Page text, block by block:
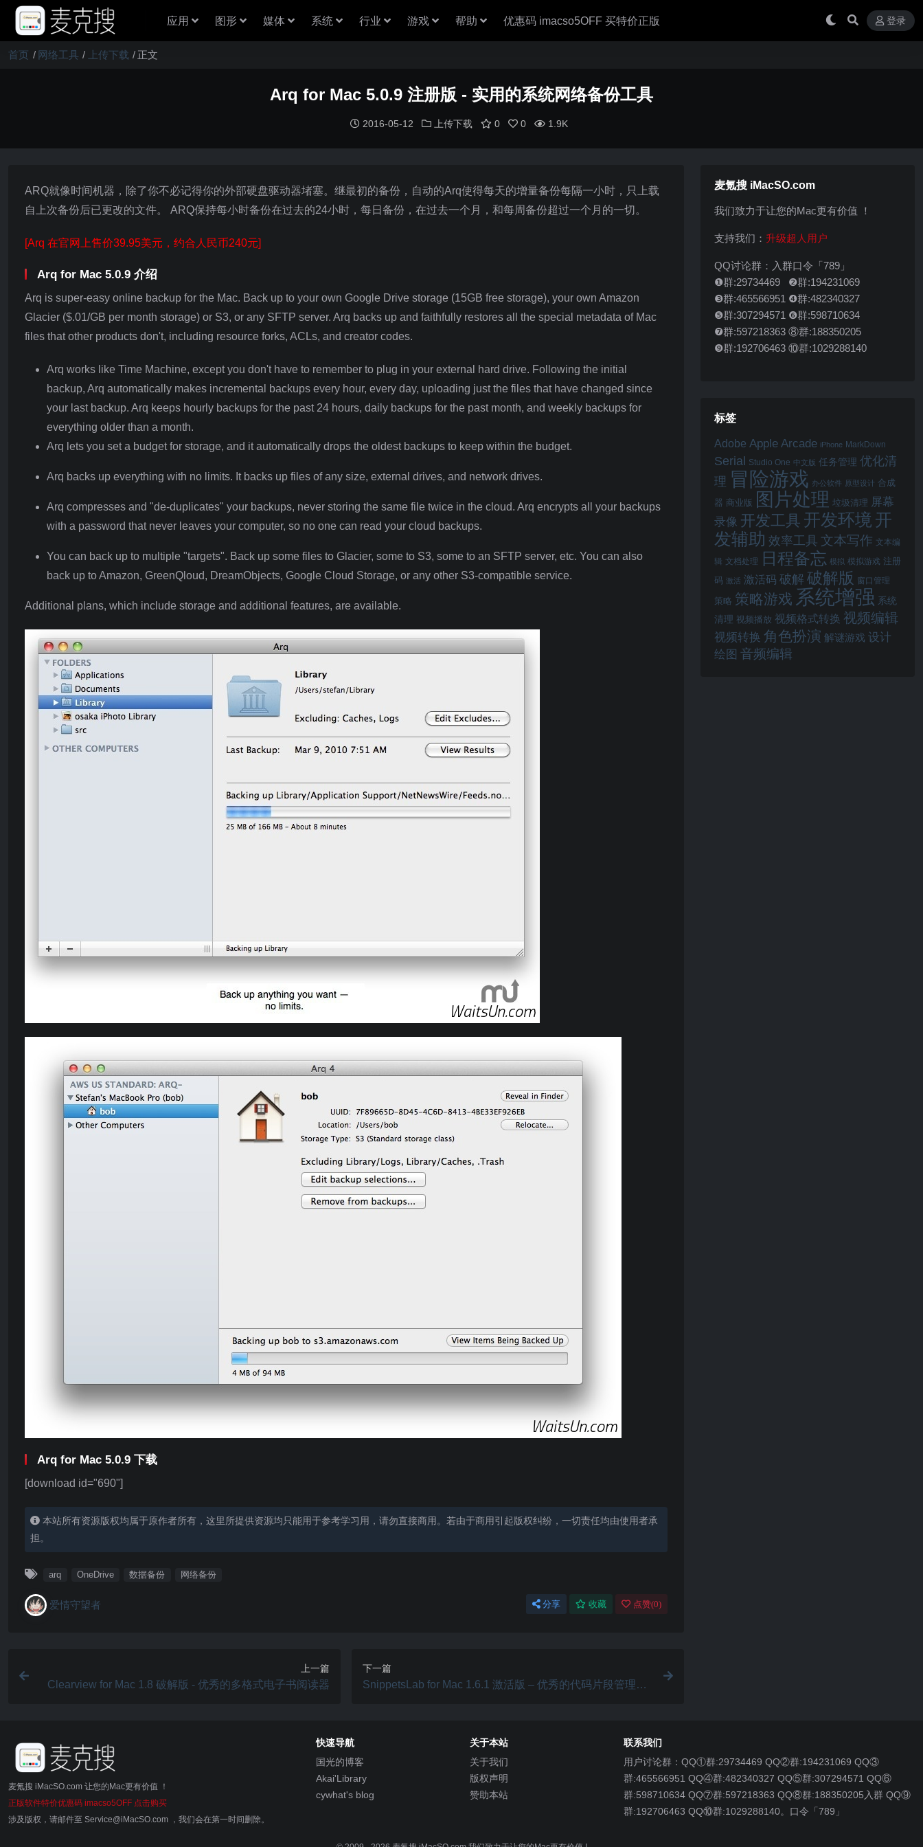
应用 图形 媒体 系统 行业 游戏 帮助 优惠码 imacso5OFF 买特价正版 登录
首页 网络工具 上传下载 正文
Arq for Mac 5.0.9 注册版 - 实用的系统网络备份工具
2016-05-12 上传下载 0 0 1.9K
ARQ就像时间机器，除了你不必记得你的外部硬盘驱动器堵塞。继最初的备份，自动的Arq使得每天的增量备份每隔一小时，只上载
自上次备份后已更改的文件。 ARQ保持每小时备份在过去的24小时，每日备份，在过去一个月，和每周备份超过一个月的一切。
[Arq 在官网上售价39.95美元，约合人民币240元]
Arq for Mac 5.0.9 介绍
Arq is super-easy online backup for the Mac. Back up to your own Google Drive storage (15GB free storage), your own Amazon
Glacier ($.01/GB per month storage) or S3, or any SFTP server. Arq backs up and faithfully restores all the special metadata of Mac
files that other products don't, including resource forks, ACLs, and creator codes.
Arq works like Time Machine, except you don't have to remember to plug in your external hard drive. Following the initial
backup, Arq automatically makes incremental backups every hour, every day, uploading just the files that have changed since
your last backup. Arq keeps hourly backups for the past 24 hours, daily backups for the past month, and weekly backups for
everything older than a month.
Arq lets you set a budget for storage, and it automatically drops the oldest backups to keep within the budget.
Arq backs up everything with no limits. It backs up files of any size, external drives, and network drives.
Arq compresses and "de-duplicates" your backups, never storing the same file twice in the cloud. Arq encrypts all your backups
with a password that never leaves your computer, so no one can read your cloud backups.
You can back up to multiple "targets". Back up some files to Glacier, some to S3, some to an SFTP server, etc. You can also
back up to Amazon, GreenQloud, DreamObjects, Google Cloud Storage, or any other S3-compatible service.
Additional plans, which include storage and additional features, are available.
Arq for Mac 5.0.9 下载
[download id="690"]
本站所有资源版权均属于原作者所有，这里所提供资源均只能用于参考学习用，请勿直接商用。若由于商用引起版权纠纷，一切责任均由使用者承
担。
arq OneDrive 数据备份 网络备份
爱情守望者 分享 收藏 点赞(0)
上一篇
Clearview for Mac 1.8 破解版 - 优秀的多格式电子书阅读器
下一篇
SnippetsLab for Mac 1.6.1 激活版 – 优秀的代码片段管理工
麦氪搜 iMacSO.com
我们致力于让您的Mac更有价值 ！
支持我们： 升级超人用户
QQ讨论群：入群口令「789」
❶群:29734469 ❷群:194231069
❸群:465566951 ❹群:482340327
❺群:307294571 ❻群:598710634
❼群:597218363 ⑧群:188350205
❾群:192706463 ⑩群:1029288140
标签
Adobe Apple Arcade iPhone MarkDown
Serial Studio One 中文版 任务管理 优化清
理 冒险游戏 办公软件 原型设计 合成
器 商业版 图片处理 垃圾清理 屏幕
录像 开发工具 开发环境 开
发辅助 效率工具 文本写作 文本编
辑 文档处理 日程备忘 模拟 模拟游戏 注册
码 激活 激活码 破解 破解版 窗口管理
策略 策略游戏 系统增强 系统
清理 视频播放 视频格式转换 视频编辑
视频转换 角色扮演 解谜游戏 设计
绘图 音频编辑
麦氪搜 iMacSO.com 让您的Mac更有价值 ！
正版软件特价优惠码 imacso5OFF 点击购买
涉及版权，请邮件至 Service@iMacSO.com ，我们会在第一时间删除。
快速导航
国光的博客
Akai'Library
cywhat's blog
关于本站
关于我们
版权声明
赞助本站
联系我们
用户讨论群：QQ①群:29734469 QQ②群:194231069 QQ③
群:465566951 QQ④群:482340327 QQ⑤群:307294571 QQ⑥
群:598710634 QQ⑦群:597218363 QQ⑧群:188350205入群 QQ⑨
群:192706463 QQ⑩群:1029288140。口令「789」